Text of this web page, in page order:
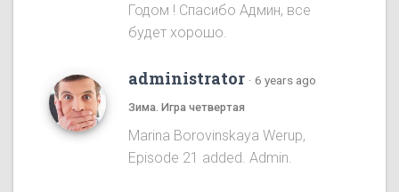
Годом ! Спасибо Админ, все
будет хорошо.
administrator · 6 years ago
Зима. Игра четвертая
Marina Borovinskaya Werup,
Episode 21 added. Admin.